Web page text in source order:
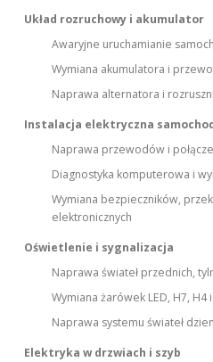
Układ rozruchowy i akumulator
Awaryjne uruchamianie
Wymiana akumulatora i
Naprawa alternatora i
Instalacja elektryczna
Naprawa przewodów i
Diagnostyka komputerowa i
Wymiana bezpieczników,
elektronicznych
Oświetlenie i sygnalizacja
Naprawa świateł przednich,
Wymiana żarówek LED, H7, H4
Naprawa systemu świateł
Elektryka w drzwiach i szyb